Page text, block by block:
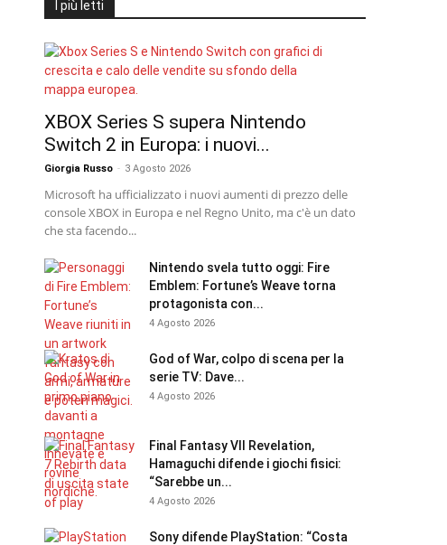
I più letti
XBOX Series S supera Nintendo
Switch 2 in Europa: i nuovi...
Giorgia Russo - 3 Agosto 2026
Microsoft ha ufficializzato i nuovi aumenti di prezzo delle
console XBOX in Europa e nel Regno Unito, ma c'è un dato
che sta facendo...
Nintendo svela tutto oggi: Fire
Emblem: Fortune’s Weave torna
protagonista con...
4 Agosto 2026
God of War, colpo di scena per la
serie TV: Dave...
4 Agosto 2026
Final Fantasy VII Revelation,
Hamaguchi difende i giochi fisici:
“Sarebbe un...
4 Agosto 2026
Sony difende PlayStation: “Costa